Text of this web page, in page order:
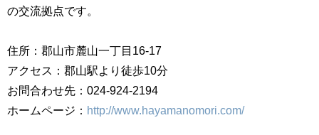
の交流拠点です。
住所：郡山市麓山一丁目16-17
アクセス：郡山駅より徒歩10分
お問合わせ先：024-924-2194
ホームページ： http://www.hayamanomori.com/